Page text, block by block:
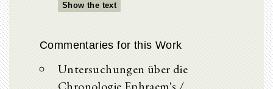
Show the text
Commentaries for this Work
Untersuchungen über die